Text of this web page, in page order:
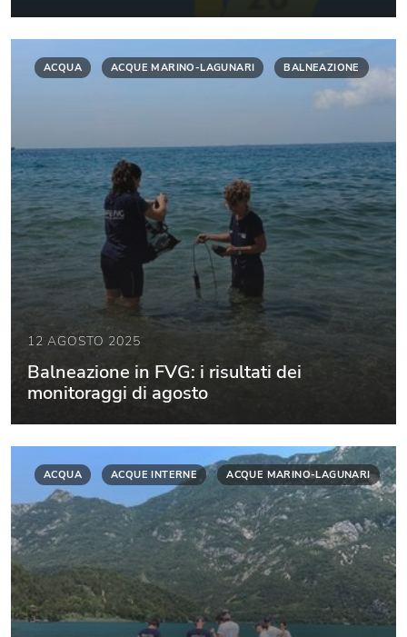
ACQUA ACQUE MARINO-LAGUNARI BALNEAZIONE
12 AGOSTO 2025
Balneazione in FVG: i risultati dei
monitoraggi di agosto
ACQUA ACQUE INTERNE ACQUE MARINO-LAGUNARI